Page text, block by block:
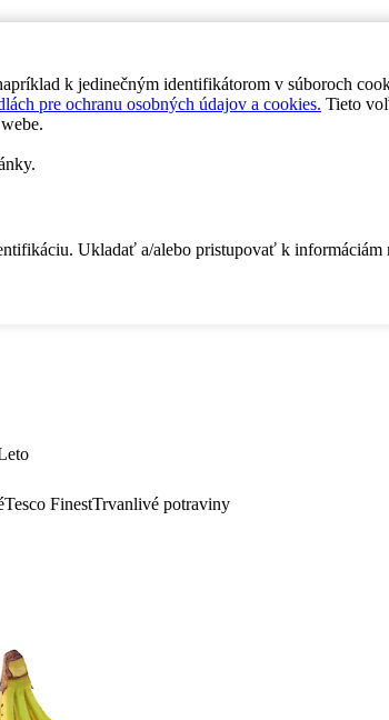
k jedinečným identifikátorom v súboroch
pre ochranu osobných údajov a cookies. Tieto
Ukladať a/alebo pristupovať k informáciám
Tesco FinestTrvanlivé potraviny